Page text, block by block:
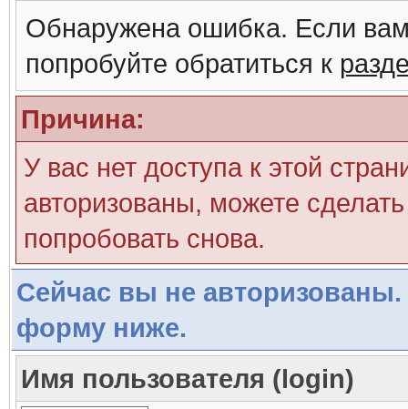
Обнаружена ошибка. Если
попробуйте обратиться к
Причина:
У вас нет доступа к этой
авторизованы, можете
попробовать снова.
Сейчас вы не авторизованы.
форму ниже.
Имя пользователя (login)